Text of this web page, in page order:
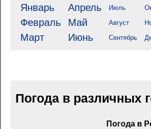
Январь Апрель Июль
Февраль Май Август
Март Июнь Сентябрь
Погода в различных
Погода в